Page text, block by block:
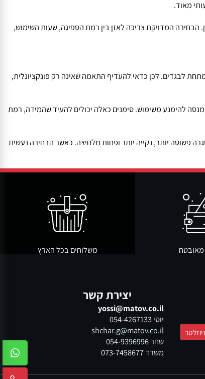
מאוד.
יותר, נקייה יותר ופחות מלחיצה. כאשר הבחירה נעשית
יצירת קשר
yossi@matov.co.il
יוסי054-4267133